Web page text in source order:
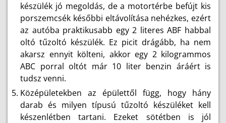
készülék jó megoldás, de a motortérbe befújt kis
porszemcsék későbbi eltávolítása nehézkes, ezért
az autóba praktikusabb egy 2 literes ABF habbal
oltó tűzoltó készülék. Ez picit drágább, ha nem
akarsz ennyit költeni, akkor egy 2 kilogrammos
ABC porral oltót már 10 liter benzin áráért is
tudsz venni.
Középületekben az épülettől függ, hogy hány
darab és milyen típusú tűzoltó készüléket kell
készenlétben tartani. Ezeket sötétben is jól